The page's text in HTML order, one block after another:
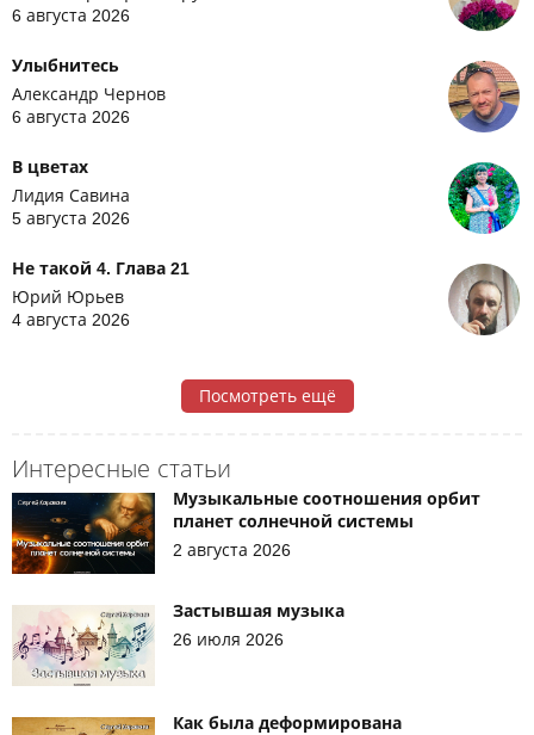
6 августа 2026
Улыбнитесь
Александр Чернов
6 августа 2026
В цветах
Лидия Савина
5 августа 2026
Не такой 4. Глава 21
Юрий Юрьев
4 августа 2026
Посмотреть ещё
Интересные статьи
Музыкальные соотношения орбит
планет солнечной системы
2 августа 2026
Застывшая музыка
26 июля 2026
Как была деформирована